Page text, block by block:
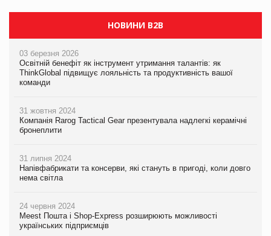
НОВИНИ B2B
03 березня 2026
Освітній бенефіт як інструмент утримання талантів: як
ThinkGlobal підвищує лояльність та продуктивність вашої
команди
31 жовтня 2024
Компанія Rarog Tactical Gear презентувала надлегкі керамічні
бронеплити
31 липня 2024
Напівфабрикати та консерви, які стануть в пригоді, коли довго
нема світла
24 червня 2024
Meest Пошта і Shop-Express розширюють можливості
українських підприємців